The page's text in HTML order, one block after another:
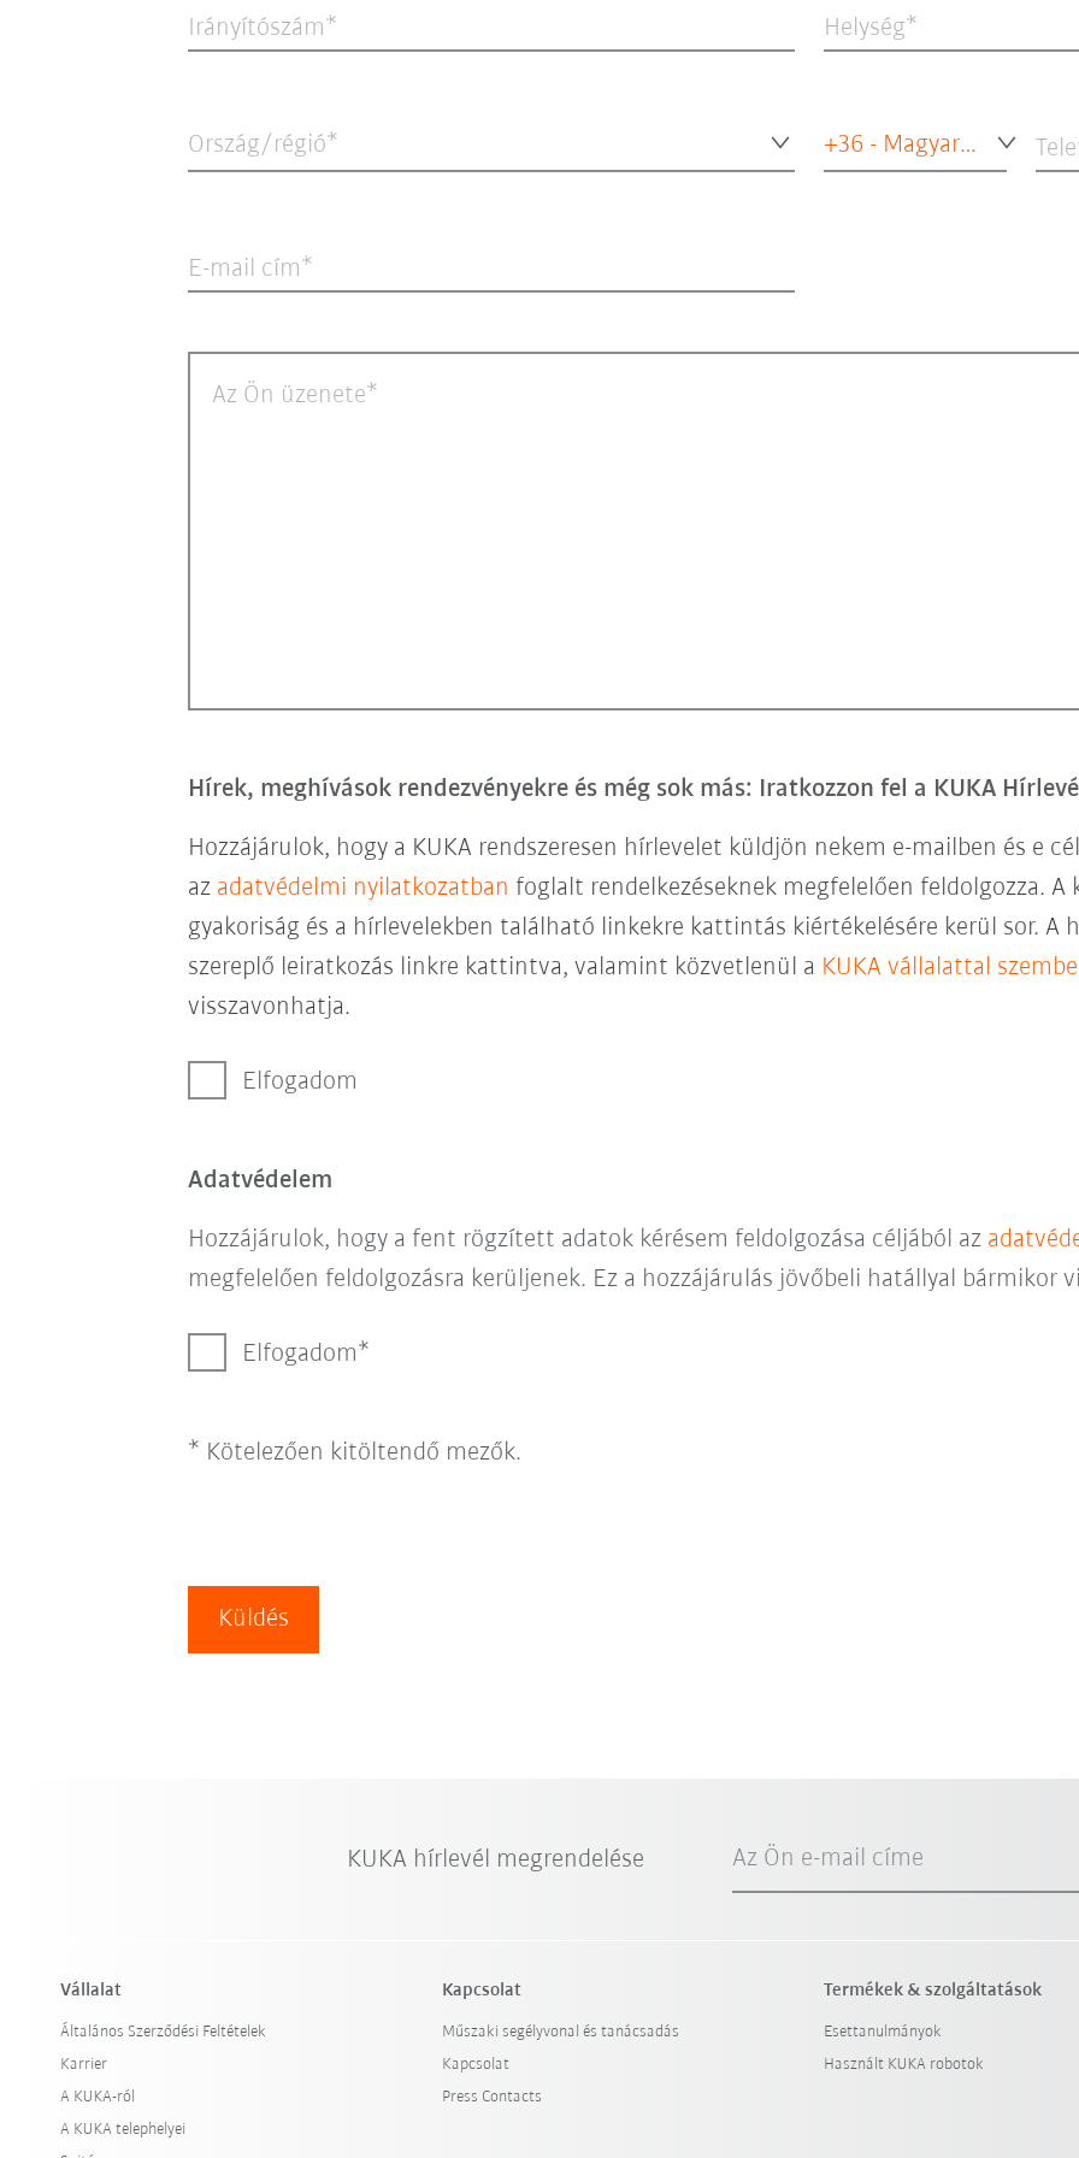
Irányítószám Helység
Ország/régió* +36 - Magyarország
E-mail cím
Az Ön üzenete
Hírek, meghívások rendezvényekre és még sok más: Iratkozzon fel a KUKA
Hozzájárulok, hogy a KUKA rendszeresen hírlevelet küldjön nekem e-mailben és e
az adatvédelmi nyilatkozatban foglalt rendelkezéseknek megfelelően feldolgozza. A
gyakoriság és a hírlevelekben található linkekre kattintás kiértékelésére kerül sor. A
szereplő leiratkozás linkre kattintva, valamint közvetlenül a KUKA vállalattal
visszavonhatja.
Elfogadom
Adatvédelem
Hozzájárulok, hogy a fent rögzített adatok kérésem feldolgozása céljából az
megfelelően feldolgozásra kerüljenek. Ez a hozzájárulás jövőbeli hatállyal bármikor
Elfogadom
* Kötelezően kitöltendő mezők.
Küldés
KUKA hírlevél megrendelése Az Ön e-mail címe
Vállalat
Általános Szerződési Feltételek
Karrier
A KUKA-ról
A KUKA telephelyei
Kapcsolat
Műszaki segélyvonal és tanácsadás
Kapcsolat
Press Contacts
Termékek & szolgáltatások
Esettanulmányok
Használt KUKA robotok